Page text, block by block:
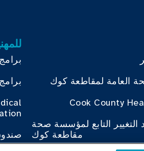
العامة لمقاطعة كوك
Cook County
التغيير التابع لمؤسسة صحة
مقاطعة كوك